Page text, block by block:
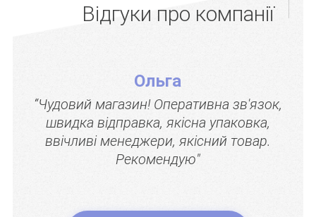
Відгуки про компанії
Ольга
“Чудовий магазин! Оперативна зв'язок,
швидка відправка, якісна упаковка,
ввічливі менеджери, якісний товар.
Рекомендую"